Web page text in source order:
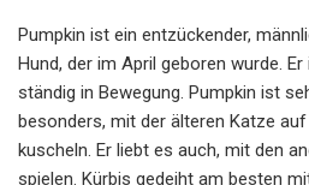
Pumpkin ist ein entzückender,
Hund, der im April geboren wurde.
ständig in Bewegung. Pumpkin ist
besonders, mit der älteren Katze
kuscheln. Er liebt es auch, mit den
spielen. Kürbis gedeiht am besten